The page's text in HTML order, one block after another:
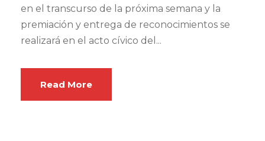
en el transcurso de la próxima semana y la
premiación y entrega de reconocimientos se
realizará en el acto cívico del...
Read More